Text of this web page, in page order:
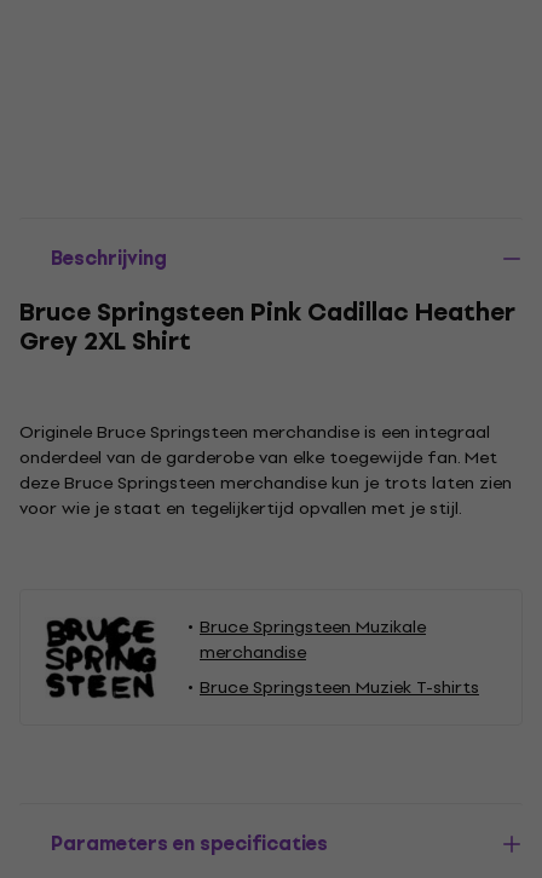
Beschrijving
Bruce Springsteen Pink Cadillac Heather
Grey 2XL Shirt
Originele Bruce Springsteen merchandise is een integraal
onderdeel van de garderobe van elke toegewijde fan. Met
deze Bruce Springsteen merchandise kun je trots laten zien
voor wie je staat en tegelijkertijd opvallen met je stijl.
Bruce Springsteen Muzikale
merchandise
Bruce Springsteen Muziek T-shirts
Parameters en specificaties